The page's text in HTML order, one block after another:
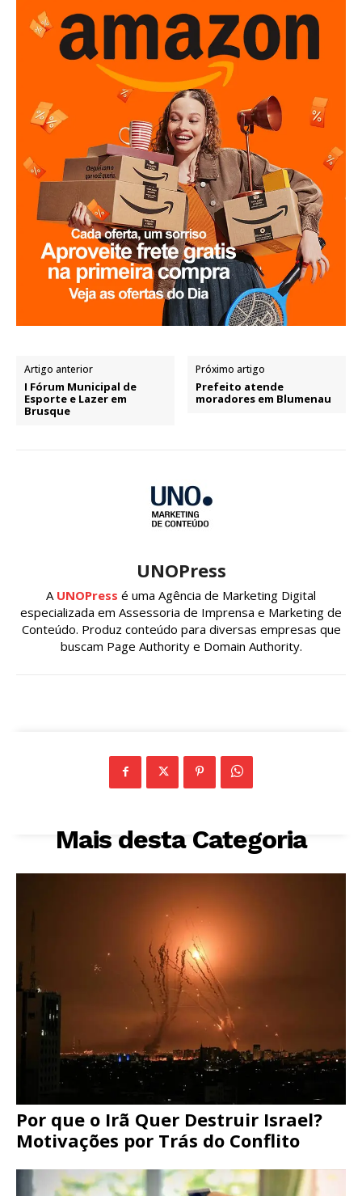
Artigo anterior
I Fórum Municipal de
Esporte e Lazer em
Brusque
Próximo artigo
Prefeito atende
moradores em Blumenau
UNOPress
A UNOPress é uma Agência de Marketing Digital
especializada em Assessoria de Imprensa e Marketing de
Conteúdo. Produz conteúdo para diversas empresas que
buscam Page Authority e Domain Authority.
Mais desta Categoria
Por que o Irã Quer Destruir Israel?
Motivações por Trás do Conflito